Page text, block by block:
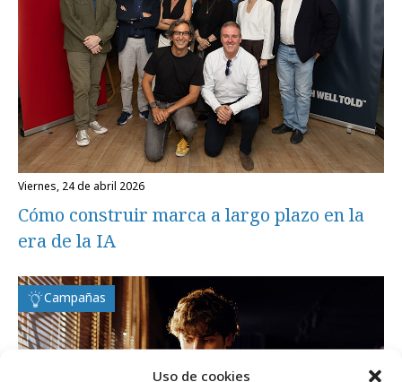
Uso de cookies
viernes, 24 de abril 2026
Cómo construir marca a largo plazo en la
era de la IA
Campañas